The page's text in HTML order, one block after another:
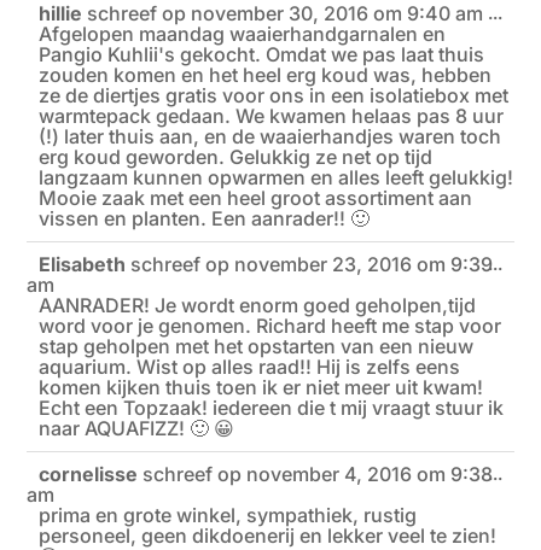
hillie schreef op november 30, 2016 om 9:40 am
Afgelopen maandag waaierhandgarnalen en
Pangio Kuhlii's gekocht. Omdat we pas laat thuis
zouden komen en het heel erg koud was, hebben
ze de diertjes gratis voor ons in een isolatiebox met
warmtepack gedaan. We kwamen helaas pas 8 uur
(!) later thuis aan, en de waaierhandjes waren toch
erg koud geworden. Gelukkig ze net op tijd
langzaam kunnen opwarmen en alles leeft gelukkig!
Mooie zaak met een heel groot assortiment aan
vissen en planten. Een aanrader!! 🙂
...
Elisabeth schreef op november 23, 2016 om 9:39
am
AANRADER! Je wordt enorm goed geholpen,tijd
word voor je genomen. Richard heeft me stap voor
stap geholpen met het opstarten van een nieuw
aquarium. Wist op alles raad!! Hij is zelfs eens
komen kijken thuis toen ik er niet meer uit kwam!
Echt een Topzaak! iedereen die t mij vraagt stuur ik
naar AQUAFIZZ! 🙂 😀
...
cornelisse schreef op november 4, 2016 om 9:38
am
prima en grote winkel, sympathiek, rustig
personeel, geen dikdoenerij en lekker veel te zien!
...